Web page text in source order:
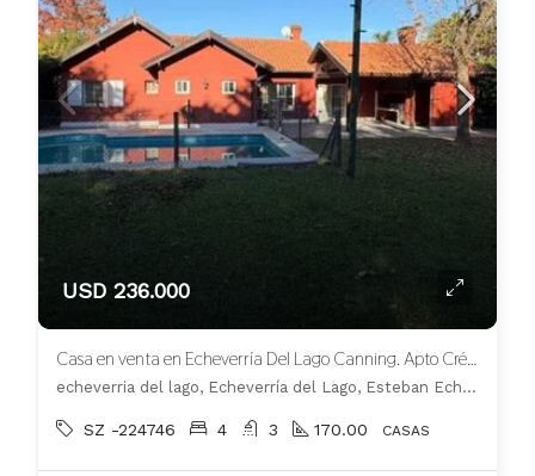
USD 236.000
Casa en venta en Echeverría Del Lago Canning. Apto Crédito
echeverria del lago, Echeverría del Lago, Esteban Echeverría
SZ -224746 4 3 170.00 CASAS